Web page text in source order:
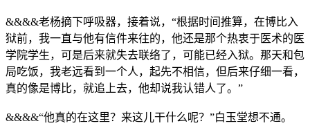
&&&&老杨摘下呼吸器，接着说，“根据时间推算，在博比入
狱前，我一直与他有信件来往的，他还是那个热衷于医术的医
学院学生，可是后来就失去联络了，可能已经入狱。那天和包
局吃饭，我老远看到一个人，起先不相信，但后来仔细一看，
真的像是博比，就追上去，他却说我认错人了。”
&&&&“他真的在这里？来这儿干什么呢？”白玉堂想不通。